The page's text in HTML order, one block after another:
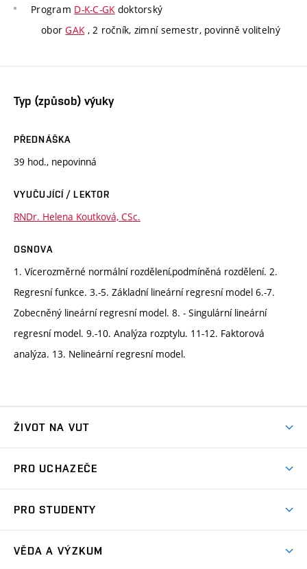
Program D-K-C-GK doktorský
oborGAK , 2 ročník, zimní semestr, povinně volitelný
Typ (způsob) výuky
PŘEDNÁŠKA
39 hod., nepovinná
VYUČUJÍCÍ / LEKTOR
RNDr. Helena Koutková, CSc.
OSNOVA
1. Vícerozměrné normální rozdělení,podmíněná rozdělení. 2.
Regresní funkce. 3.-5. Základní lineární regresní model 6.-7.
Zobecněný lineární regresní model. 8. - Singulární lineární
regresní model. 9.-10. Analýza rozptylu. 11-12. Faktorová
analýza. 13. Nelineární regresní model.
ŽIVOT NA VUT
Koleje
Sport na VUT
PRO UCHAZEČE
Dny otevřených dveří
PRO STUDENTY
VĚDA A VÝZKUM